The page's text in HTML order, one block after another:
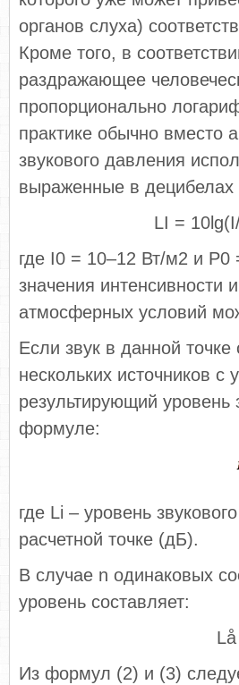
органов слуха)
Кроме того, в
раздражающее
пропорционально
практике обычно вместо
звукового давления
выраженные в децибелах
LI =
где I0 = 10–12 Вт/м2 и P0
значения интенсивности
атмосферных условий
Если звук в данной
нескольких источников
результирующий уровень
формуле:
где Li – уровень
расчетной точке (дБ).
В случае n одинаковых
уровень составляет:
Из формул (2) и (3)